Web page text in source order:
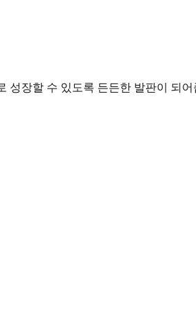
성장할 수 있도록 든든한 발판이 되어